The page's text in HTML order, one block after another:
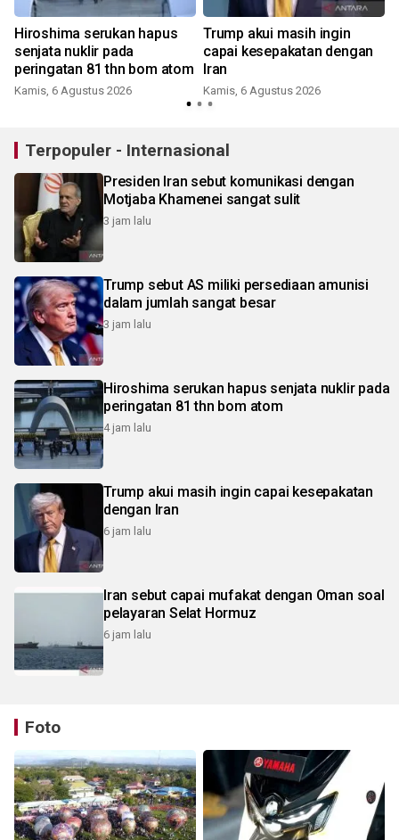
Hiroshima serukan hapus
senjata nuklir pada
peringatan 81 thn bom atom
Kamis, 6 Agustus 2026
Trump akui masih ingin
capai kesepakatan dengan
Iran
Kamis, 6 Agustus 2026
Terpopuler - Internasional
Presiden Iran sebut komunikasi dengan
Motjaba Khamenei sangat sulit
3 jam lalu
Trump sebut AS miliki persediaan amunisi
dalam jumlah sangat besar
3 jam lalu
Hiroshima serukan hapus senjata nuklir pada
peringatan 81 thn bom atom
4 jam lalu
Trump akui masih ingin capai kesepakatan
dengan Iran
6 jam lalu
Iran sebut capai mufakat dengan Oman soal
pelayaran Selat Hormuz
6 jam lalu
Foto